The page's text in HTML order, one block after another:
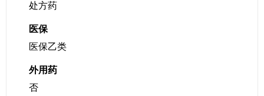
处方药
医保
医保乙类
外用药
否